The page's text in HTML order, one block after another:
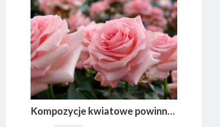
Kompozycje kwiatowe powinny być dopasowywane do charakteru i stylu aranżacyjnego wnętrza. Obowiązuje zasada: im mniej, tym lepiej